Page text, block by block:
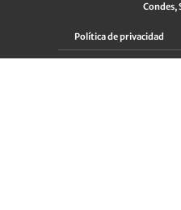
Condes,
Política de privacidad